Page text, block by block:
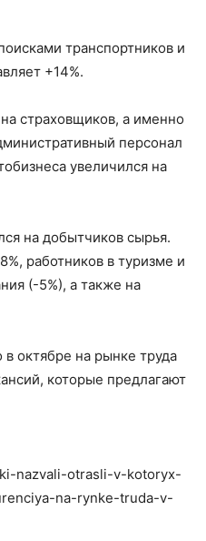
транспортников и
+14%.
страховщиков, а именно
персонал
увеличился на
на добытчиков сырья.
работников в туризме и
(-5%), а также на
октябре на рынке труда
которые предлагают
nazvali-otrasli-v-kotoryx-
na-rynke-truda-v-